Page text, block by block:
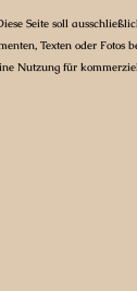
Seite soll
Texten oder
Nutzung für